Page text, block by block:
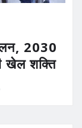
2030
खेल शक्ति